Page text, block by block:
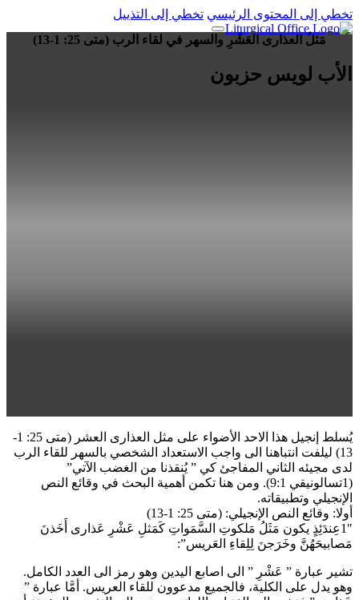
تخطي إلى المحتوى الرئيسي تخطي إلى التذييل
مَثلُ العذارى العَشْرِ والسهر في لقاء الرب (متى 25: 1-13)
الأب لويس حزبون
يُسلط إنجيل هذا الاحد الأضواء على مثل العذارى العشر (متى 25: 1-
13) ليلفت انتباهنا الى واجب الاستعداد الشخصي بالسهر للقاء الرب
لدى مجيئه الثاني المفاجئ كي ” يُنقذنا من الغضب الآتي”
(1تسالونيقي 9:1). ومن هنا تكمن أهمية البحث في وقائع النص
الإنجيلي وتطبيقاته.
أولا: وقائع النص الإنجيلي: (متى 25: 1-13)
1″عِندَئِذٍ يكون مَثَلُ مَلكوتِ السَّمَواتِ كَمَثلِ عَشْرِ عَذارى أَخَذنَ
مَصابيحَهُنَّ وخَرَجنَ لِلِقاءِ العَريس”:
تشير عبارة ” عَشْرِ ” الى اصابع اليدين وهو رمز الى العدد الكامل.
وهو يدل على الكلية، فالجميع مدعوون للقاء العريس. أمَّا عبارة ”